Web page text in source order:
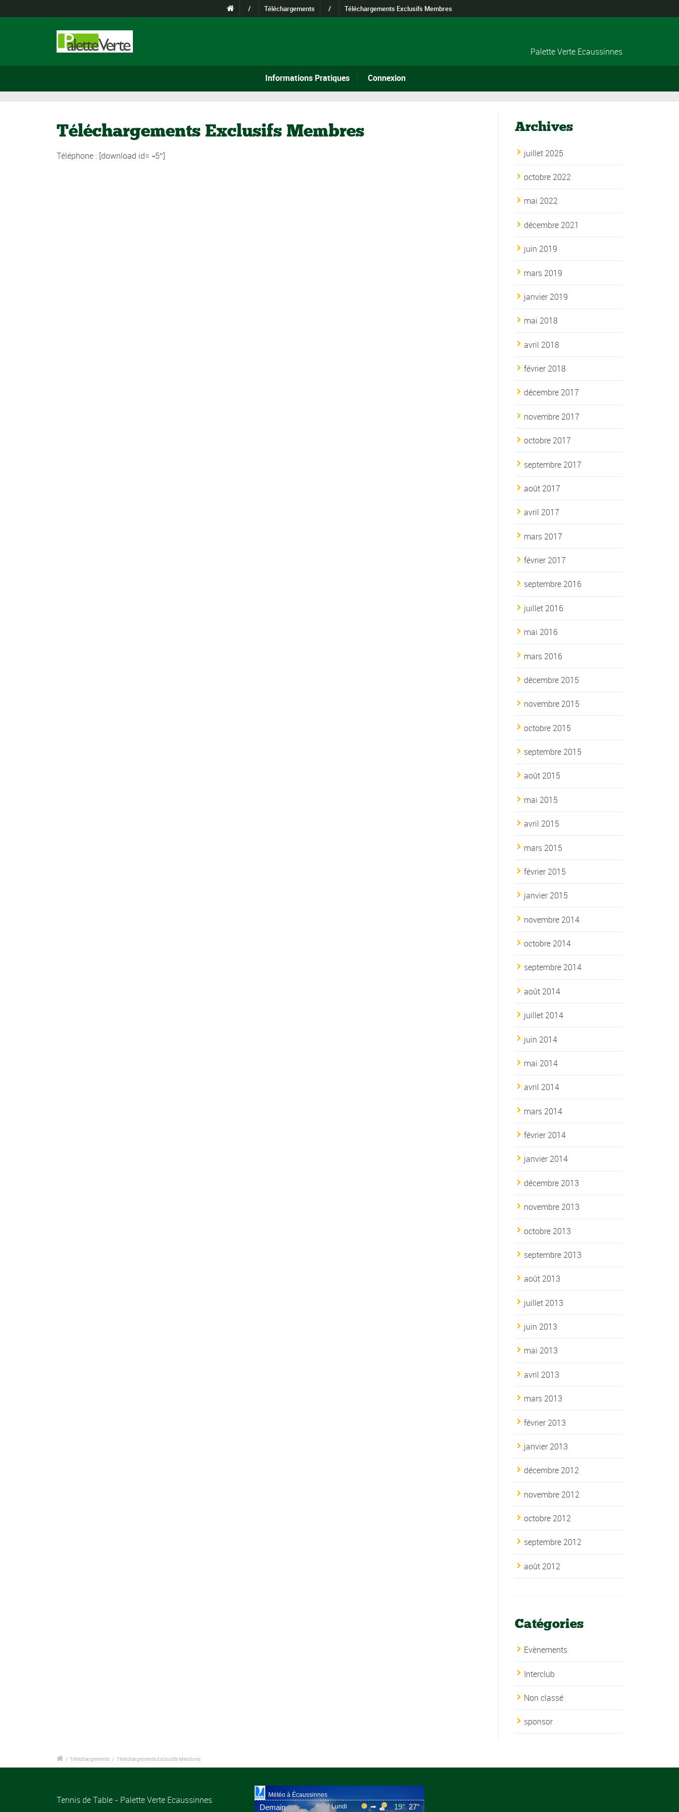
/ Téléchargements / Téléchargements Exclusifs Membres
Palette Verte Ecaussinnes
Informations Pratiques Connexion
Téléchargements Exclusifs Membres
Téléphone : [download id= »5″]
Archives
juillet 2025
octobre 2022
mai 2022
décembre 2021
juin 2019
mars 2019
janvier 2019
mai 2018
avril 2018
février 2018
décembre 2017
novembre 2017
octobre 2017
septembre 2017
août 2017
avril 2017
mars 2017
février 2017
septembre 2016
juillet 2016
mai 2016
mars 2016
décembre 2015
novembre 2015
octobre 2015
septembre 2015
août 2015
mai 2015
avril 2015
mars 2015
février 2015
janvier 2015
novembre 2014
octobre 2014
septembre 2014
août 2014
juillet 2014
juin 2014
mai 2014
avril 2014
mars 2014
février 2014
janvier 2014
décembre 2013
novembre 2013
octobre 2013
septembre 2013
août 2013
juillet 2013
juin 2013
mai 2013
avril 2013
mars 2013
février 2013
janvier 2013
décembre 2012
novembre 2012
octobre 2012
septembre 2012
août 2012
Catégories
Evènements
Interclub
Non classé
sponsor
/ Téléchargements / Téléchargements Exclusifs Membres
Tennis de Table - Palette Verte Ecaussinnes